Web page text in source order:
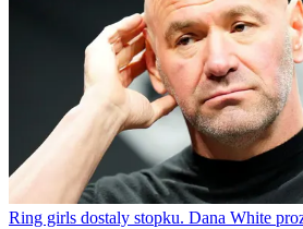
Ring girls dostaly stopku. Dana White